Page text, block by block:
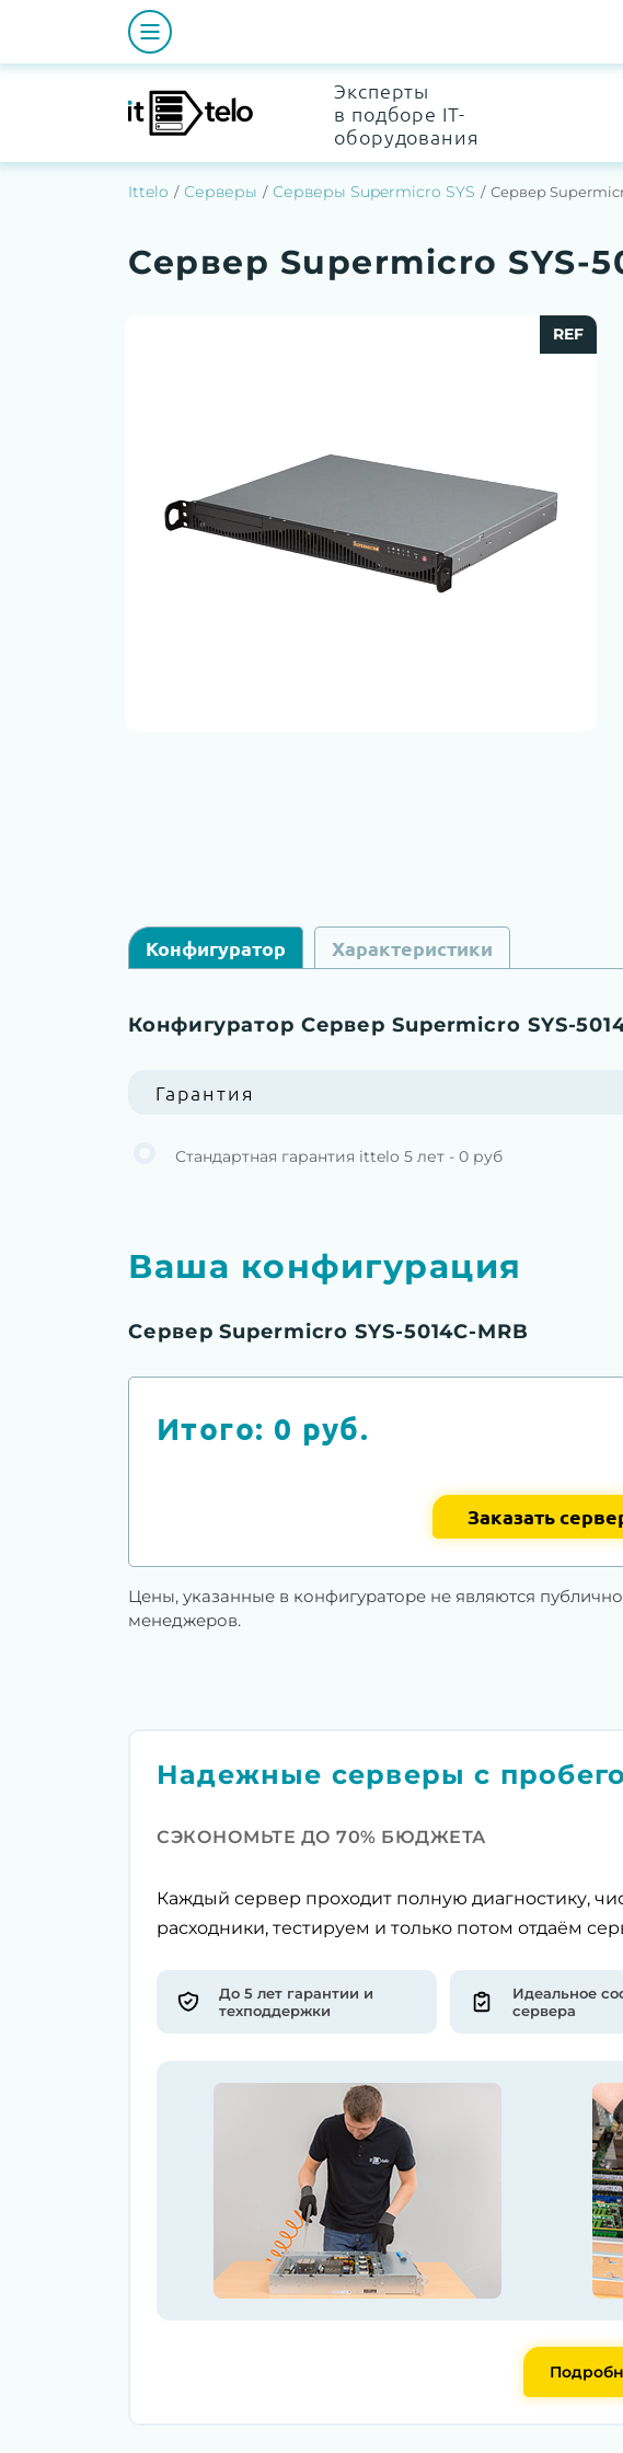
Эксперты
в подборе IT-
оборудования
Ittelo Серверы Серверы Supermicro SYS Сервер
Сервер Supermicro SYS-
REF
Конфигуратор Характеристики
Конфигуратор Сервер Supermicro SYS-
Гарантия
Стандартная гарантия ittelo 5 лет - 0 руб
Ваша конфигурация
Сервер Supermicro SYS-5014C-MRB
Итого: 0 руб.
Заказать
Цены, указанные в конфигураторе не являются
менеджеров.
Надежные серверы с
СЭКОНОМЬТЕ ДО 70% БЮДЖЕТА
Каждый сервер проходит полную диагностику,
расходники, тестируем и только потом отдаём
До 5 лет гарантии и
техподдержки
Идеальное
сервера